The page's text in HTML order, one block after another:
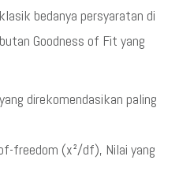
bedanya persyaratan di
Goodness of Fit yang
direkomendasikan paling
freedom (x²/df), Nilai yang